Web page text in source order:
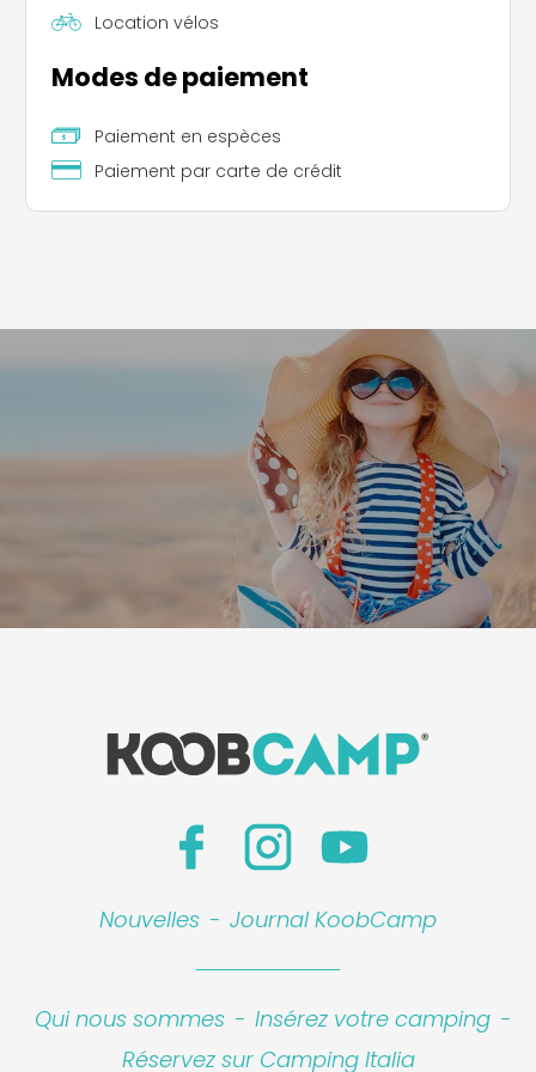
qui ne figurent pas dans les guides touristiques
Location vélos
Modes de paiement
Paiement en espèces
Paiement par carte de crédit
Nouvelles - Journal KoobCamp
Qui nous sommes - Insérez votre camping -
Réservez sur Camping Italia